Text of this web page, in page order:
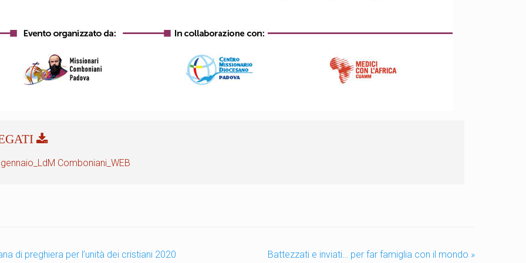
Comboniani_WEB
di preghiera per l’unità dei cristiani 2020 Battezzati e inviati… per far famiglia con il mondo »